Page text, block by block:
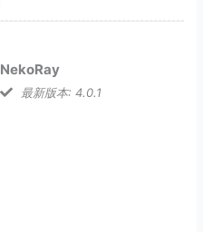
NekoRay
最新版本: 4.0.1